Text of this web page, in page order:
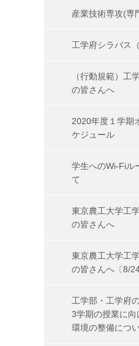
産業技術専攻(専
工学府シラバス
（行動規範）工
の皆さんへ
2020年度１学期
ケジュール
学生へのWi-Fiル
て
東京農工大学工
の皆さんへ
東京農工大学工
の皆さんへ〔8/24
工学部・工学府
3学期の授業に向
環境の整備につ